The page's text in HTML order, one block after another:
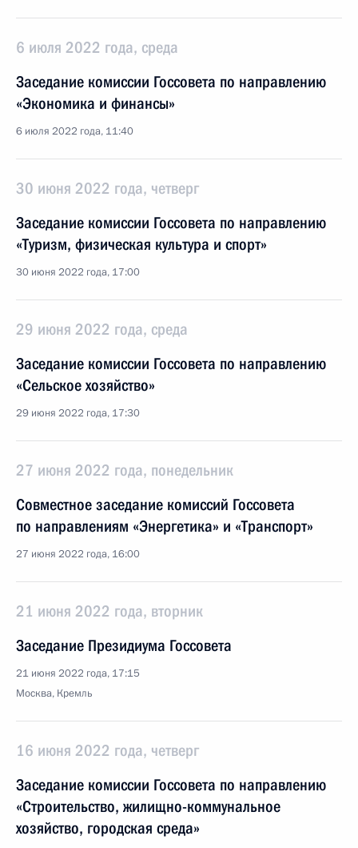
6 июля 2022 года, среда
Заседание комиссии Госсовета по направлению
«Экономика и финансы»
6 июля 2022 года, 11:40
30 июня 2022 года, четверг
Заседание комиссии Госсовета по направлению
«Туризм, физическая культура и спорт»
30 июня 2022 года, 17:00
29 июня 2022 года, среда
Заседание комиссии Госсовета по направлению
«Сельское хозяйство»
29 июня 2022 года, 17:30
27 июня 2022 года, понедельник
Cовместное заседание комиссий Госcовета
по направлениям «Энергетика» и «Транспорт»
27 июня 2022 года, 16:00
21 июня 2022 года, вторник
Заседание Президиума Госсовета
21 июня 2022 года, 17:15
Москва, Кремль
16 июня 2022 года, четверг
Заседание комиссии Госсовета по направлению
«Строительство, жилищно-коммунальное
хозяйство, городская среда»